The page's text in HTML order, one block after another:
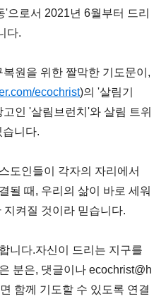
으로서 2021년 6월부터 드리
다.
원을 위한 짤막한 기도문이,
ecochrist)의 '살림기
인 '살림브런치'와 살림 트위
니다.
도인들이 각자의 자리에서
될 때, 우리의 삶이 바로 세워
켜질 것이라 믿습니다.
니다.자신이 드리는 지구를
분은, 댓글이나 ecochrist@h
함께 기도할 수 있도록 연결